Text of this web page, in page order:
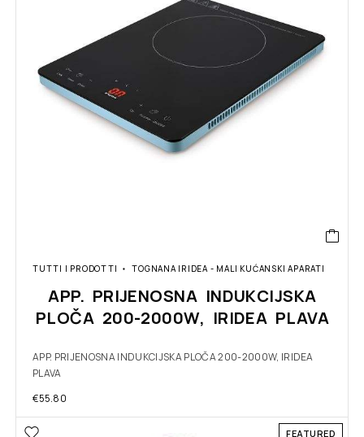
TUTTI I PRODOTTI TOGNANA IRIDEA - MALI KUĆANSKI APARATI
APP. PRIJENOSNA INDUKCIJSKA
PLOČA 200-2000W, IRIDEA PLAVA
APP. PRIJENOSNA INDUKCIJSKA PLOČA 200-2000W, IRIDEA
PLAVA
€55.80
FEATURED